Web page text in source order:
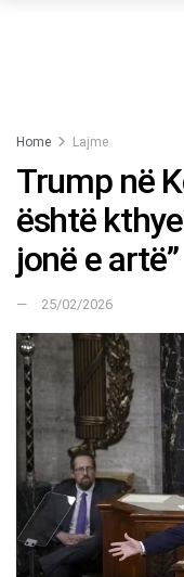
Home Lajme
Trump në
është
jonë e artë”
25/02/2026